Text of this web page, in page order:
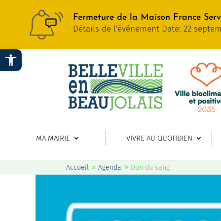
Ouvrir la barre d’outils
Fermeture de la Maison France
Détails de l'événement Date: 22
MA MAIRIE VIVRE AU QUOTIDIEN
Accueil »Agenda » Don du sang